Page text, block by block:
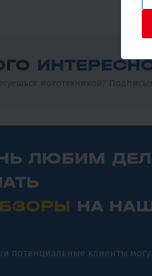
мототехникой?
ЛЮБИМ
НА
потенциальные клиенты